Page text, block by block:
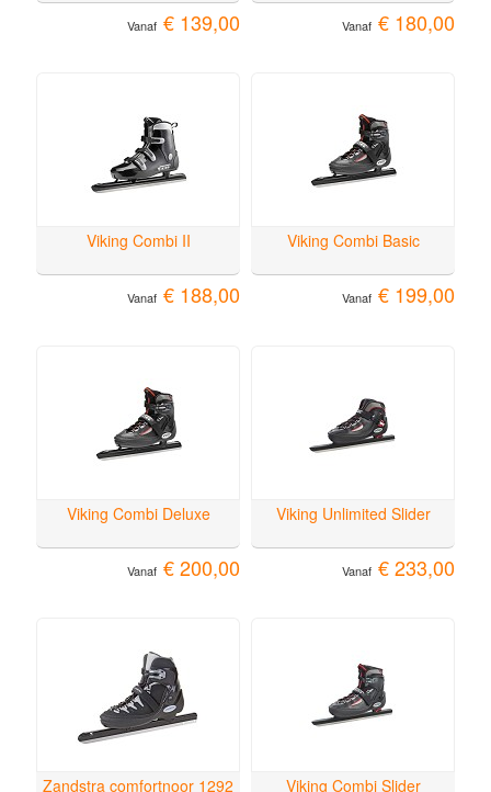
Vanaf € 139,00 Vanaf € 180,00
Viking Combi II
Vanaf € 188,00
Viking Combi Basic
Vanaf € 199,00
Viking Combi Deluxe
Vanaf € 200,00
Viking Unlimited Slider
Vanaf € 233,00
Zandstra comfortnoor 1292 Viking Combi Slider